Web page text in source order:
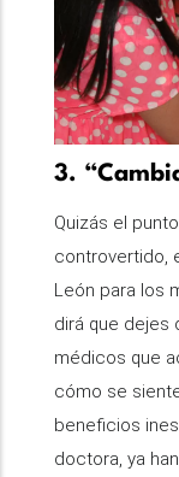
3.
Quizás el
controvertido,
León para los
dirá que dejes
médicos que
cómo se
beneficios
doctora, ya